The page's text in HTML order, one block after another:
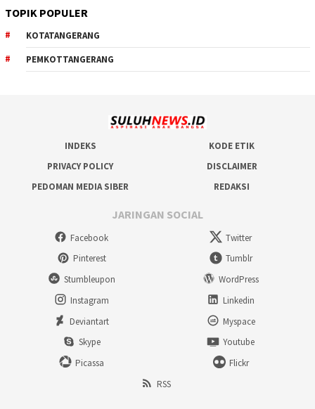
TOPIK POPULER
KOTATANGERANG
PEMKOTTANGERANG
INDEKS
KODE ETIK
PRIVACY POLICY
DISCLAIMER
PEDOMAN MEDIA SIBER
REDAKSI
JARINGAN SOCIAL
Facebook
Twitter
Pinterest
Tumblr
Stumbleupon
WordPress
Instagram
Linkedin
Deviantart
Myspace
Skype
Youtube
Picassa
Flickr
RSS